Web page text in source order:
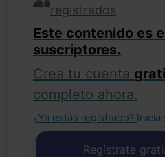
registrados
Este contenido es
suscriptores.
Crea tu cuenta
completo ahora.
¿Ya estás registrado?
Regístrate